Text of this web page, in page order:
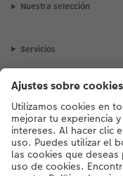
Nuestra selección
Servicios
CEWE